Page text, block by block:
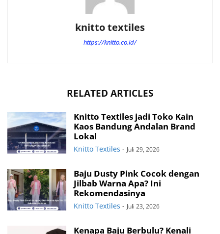
knitto textiles
https://knitto.co.id/
RELATED ARTICLES
Knitto Textiles jadi Toko Kain
Kaos Bandung Andalan Brand
Lokal
Knitto Textiles - Juli 29, 2026
Baju Dusty Pink Cocok dengan
Jilbab Warna Apa? Ini
Rekomendasinya
Knitto Textiles - Juli 23, 2026
Kenapa Baju Berbulu? Kenali